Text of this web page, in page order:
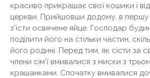
красиво прикрашає свої кошики і
церкви. Прийшовши додому, в першу
з'їсти освячене яйце. Господар
поділити його на стільки частин,
його родині. Перед тим, як сісти за
члени сім'ї вмивалися з миски з
крашанками. Спочатку вмивалися